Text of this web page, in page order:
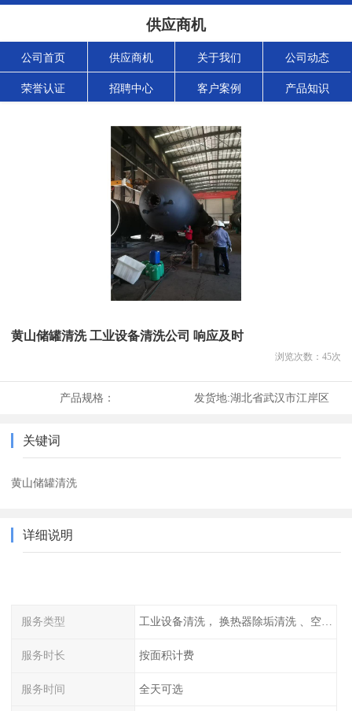
供应商机
公司首页 供应商机 关于我们 公司动态
荣誉认证 招聘中心 客户案例 产品知识
黄山储罐清洗 工业设备清洗公司 响应及时
浏览次数： 45次
产品规格： 发货地:湖北省武汉市江岸区
关键词
黄山储罐清洗
详细说明
服务类型 工业设备清洗， 换热器除垢清洗 、空调清洗等
服务时长 按面积计费
服务时间 全天可选